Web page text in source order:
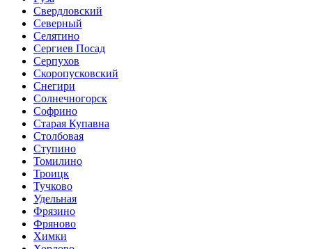
Свердловский
Северный
Селятино
Сергиев Посад
Серпухов
Скоропусковский
Снегири
Солнечногорск
Софрино
Старая Купавна
Столбовая
Ступино
Томилино
Троицк
Тучково
Удельная
Фрязино
Фряново
Химки